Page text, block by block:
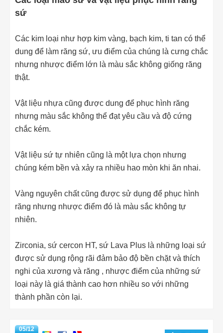
sứ
Các kim loại như hợp kim vàng, bạch kim, ti tan có thể
dung để làm răng sứ, ưu điểm của chúng là cưng chắc
nhưng nhược điểm lớn là màu sắc không giống răng
thật.
Vật liệu nhựa cũng được dung để phục hình răng
nhưng màu sắc không thể đạt yêu cầu và độ cứng
chắc kém.
Vật liệu sứ tự nhiên cũng là một lựa chọn nhưng
chúng kém bền và xảy ra nhiều hao mòn khi ăn nhai.
Vàng nguyên chất cũng được sử dụng để phục hình
răng nhưng nhược điểm đó là màu sắc không tự
nhiên.
Zirconia, sứ cercon HT, sứ Lava Plus là những loại sứ
được sử dụng rộng rãi đảm bảo độ bền chặt và thích
nghi của xương và răng , nhược điểm của những sứ
loại này là giá thành cao hơn nhiều so với những
thành phần còn lại.
05/12